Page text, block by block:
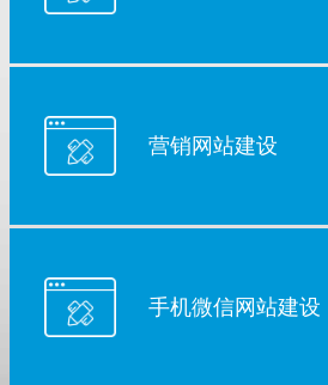
营销网站建设
手机微信网站建设